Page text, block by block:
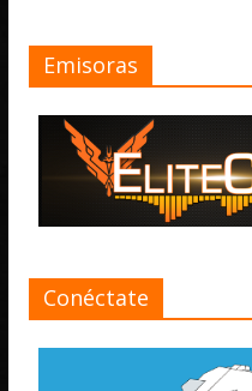
Emisoras
Conéctate